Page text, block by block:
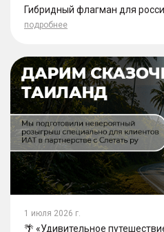
Гибридный флагман для
подробнее
1 июля 2026 г.
🌴 «Удивительное